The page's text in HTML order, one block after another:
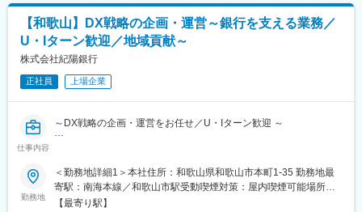
・当社では多様な働き方を選択いただけるよう「業務範囲」を限
定した職種を設けています。テレビ窓口業務（および支店窓口業
務）に業務範囲を限定しております。
変更の範囲：本文参照
■組織体制：
かんぽ生命の法人営業部門は全国82支店、すべての都道府県に支
店を構えております。チームワークを重視しながら、社員一人ひ
とりが自分の強みを活かしてお客さまに最適な提案を行っていま
す。未経験の方も安心してスタートできるよう、充実した教育カ
リキュラムとサポート体制を整えています。
■キャリアパス：
お客さまサービスの質を高めるキャリアの他に、全社的な視点か
なキャリアを描くことができます。
■長期就業が可能な環境：
【和歌山】DX戦略の企画・運営～銀行を支える業務／
U・Iターン歓迎／地域貢献～
株式会社紀陽銀行
正社員 上場企業
仕事内容
～DX戦略の企画・運営をお任せ／U・Iターン歓迎 ～
当行のDX部門にて、DX戦略の企画・運営をお任せします。中期
経営計画に【地域DXの推進】を主要戦略として設定しており、
DX認定事業者にも認定されています。
勤務地
＜勤務地詳細1＞本社住所：和歌山県和歌山市本町1-35 勤務地最
寄駅：南海本線／和歌山市駅受動喫煙対策：屋内喫煙可能場所あ
り＜勤務地詳細2＞向芝オフィス住所：和歌山県和歌山市中之島
【最寄り駅】